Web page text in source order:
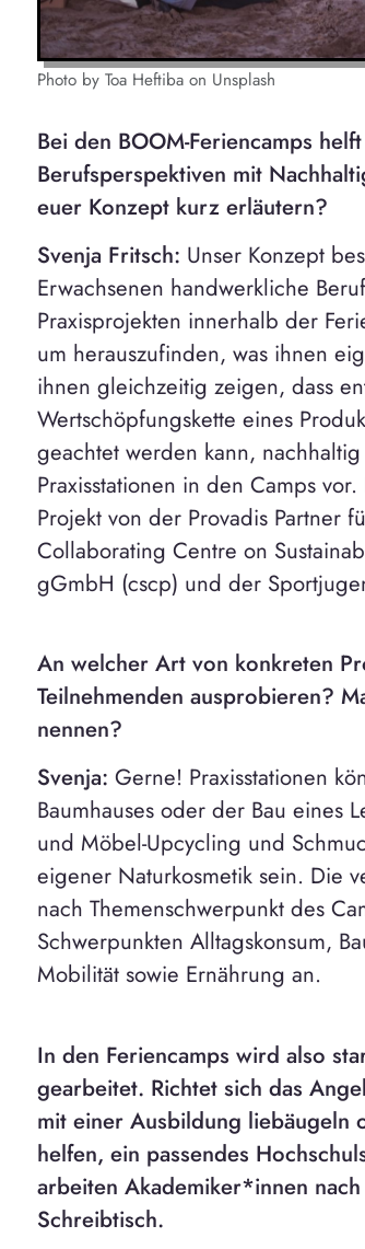
Photo by Toa Heftiba on Unsplash
Bei den BOOM-Feriencamps
Berufsperspektiven mit
euer Konzept kurz erläutern?
Svenja Fritsch: Unser Konzept
Erwachsenen handwerkliche
Praxisprojekten innerhalb der
um herauszufinden, was ihnen
ihnen gleichzeitig zeigen, dass
Wertschöpfungskette eines
geachtet werden kann,
Praxisstationen in den Camps
Projekt von der Provadis Partner
Collaborating Centre on
gGmbH (cscp) und der
An welcher Art von konkreten
Teilnehmenden ausprobieren?
nennen?
Svenja: Gerne! Praxisstationen
Baumhauses oder der Bau eines
und Möbel-Upcycling und
eigener Naturkosmetik sein. Die
nach Themenschwerpunkt des
Schwerpunkten Alltagskonsum,
Mobilität sowie Ernährung an.
In den Feriencamps wird also
gearbeitet. Richtet sich das
mit einer Ausbildung liebäugeln
helfen, ein passendes
arbeiten Akademiker*innen
Schreibtisch.